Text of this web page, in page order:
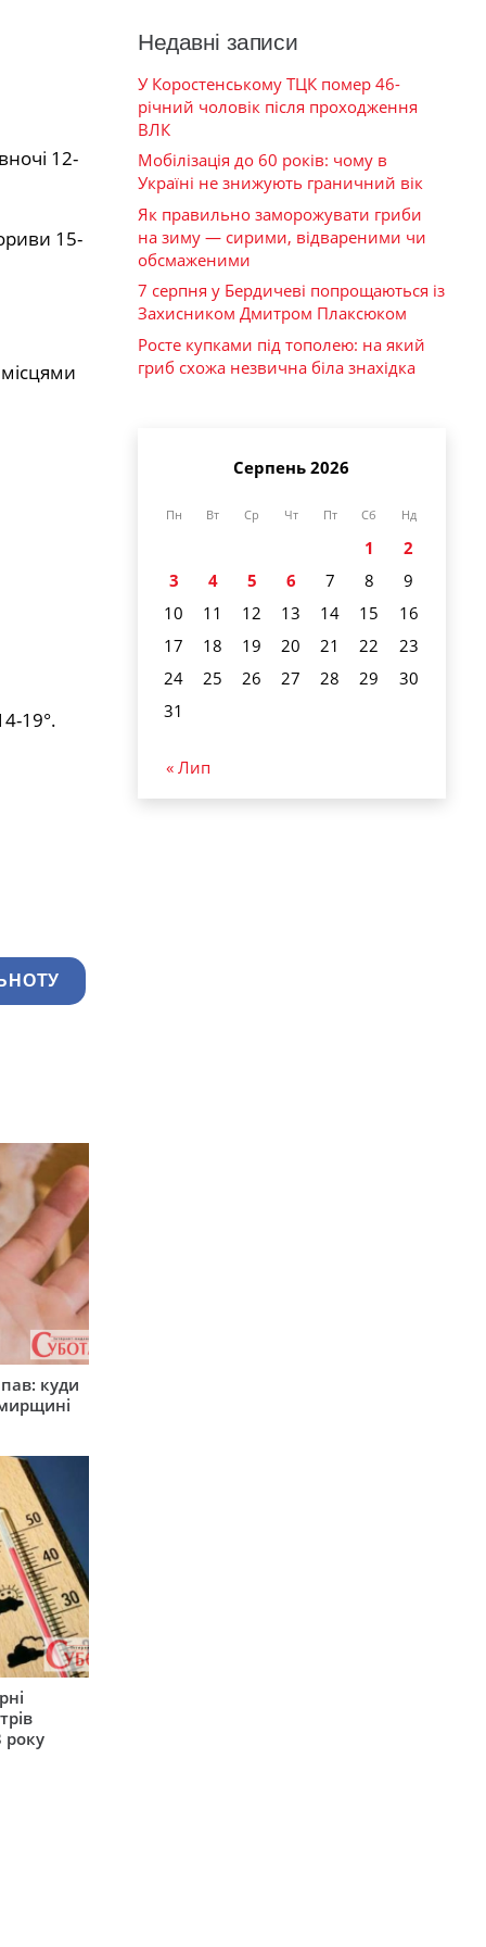
12-
15-
19°.
куди
Недавні записи
У Коростенському ТЦК помер 46-
річний чоловік після проходження
ВЛК
Мобілізація до 60 років: чому в
Україні не знижують граничний вік
Як правильно заморожувати гриби
на зиму — сирими, відвареними чи
обсмаженими
7 серпня у Бердичеві попрощаються із
Захисником Дмитром Плаксюком
Росте купками під тополею: на який
гриб схожа незвична біла знахідка
Серпень 2026
Пн Вт Ср Чт Пт Сб Нд
1
2
3
4 5 6 7 8
9
10
11 12 13 14 15
16
17
18 19 20 21 22
23
24
25 26 27 28 29
30
31
« Лип